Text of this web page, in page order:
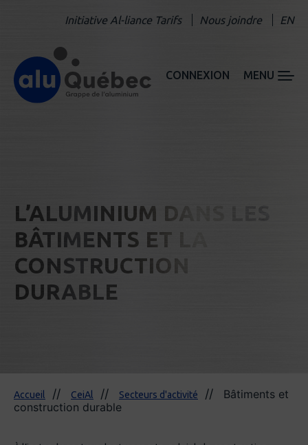
Initiative Al-liance Tarifs Nous joindre EN
CONNEXION MENU
L’ALUMINIUM DANS LES
BÂTIMENTS ET LA
CONSTRUCTION
DURABLE
Accueil CeiAl Secteurs d'activité
Bâtiments et
construction durable